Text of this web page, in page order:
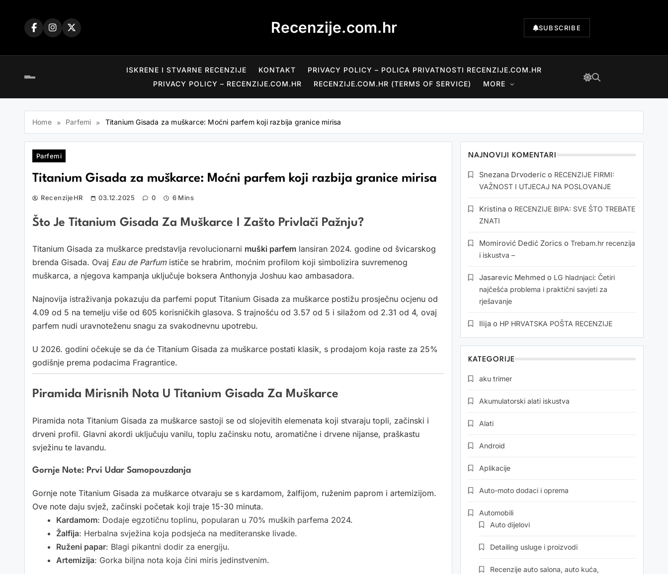
Recenzije.com.hr SUBSCRIBE
ISKRENE I STVARNE RECENZIJE KONTAKT
PRIVACY POLICY – POLICA PRIVATNOSTI RECENZIJE.COM.HR
PRIVACY POLICY – RECENZIJE.COM.HR
RECENZIJE.COM.HR (TERMS OF SERVICE) MORE
Home Parfemi Titanium Gisada za muškarce: Moćni parfem koji razbija granice mirisa
Parfemi
Titanium Gisada za muškarce: Moćni parfem koji razbija granice mirisa
RecenzijeHR 03.12.2025 0 6 Mins
Što Je Titanium Gisada Za Muškarce I Zašto Privlači Pažnju?
Titanium Gisada za muškarce predstavlja revolucionarni muški parfem lansiran 2024. godine od švicarskog
brenda Gisada. Ovaj Eau de Parfumističe se hrabrim, moćnim profilom koji simbolizira suvremenog
muškarca, a njegova kampanja uključuje boksera Anthonyja Joshuu kao ambasadora.
Najnovija istraživanja pokazuju da parfemi poput Titanium Gisada za muškarce postižu prosječnu ocjenu od
4.09 od 5 na temelju više od 605 korisničkih glasova. S trajnošću od 3.57 od 5 i silažom od 2.31 od 4, ovaj
parfem nudi uravnoteženu snagu za svakodnevnu upotrebu.
U 2026. godini očekuje se da će Titanium Gisada za muškarce postati klasik, s prodajom koja raste za 25%
godišnje prema podacima Fragrantice.
Piramida Mirisnih Nota U Titanium Gisada Za Muškarce
Piramida nota Titanium Gisada za muškarce sastoji se od slojevitih elemenata koji stvaraju topli, začinski i
drveni profil. Glavni akordi uključuju vanilu, toplu začinsku notu, aromatične i drvene nijanse, praškastu
svježinu te lavandu.
Gornje Note: Prvi Udar Samopouzdanja
Gornje note Titanium Gisada za muškarce otvaraju se s kardamom, žalfijom, ruženim paprom i artemizijom.
Ove note daju svjež, začinski početak koji traje 15-30 minuta.
Kardamom: Dodaje egzotičnu toplinu, popularan u 70% muških parfema 2024.
Žalfija: Herbalna svježina koja podsjeća na mediteranske livade.
Ruženi papar: Blagi pikantni dodir za energiju.
Artemizija: Gorka biljna nota koja čini miris jedinstvenim.
NAJNOVIJI KOMENTARI
Snezana Drvoderic o RECENZIJE FIRMI:
VAŽNOST I UTJECAJ NA POSLOVANJE
Kristina o RECENZIJE BIPA: SVE ŠTO TREBATE
ZNATI
Momirović Dedić Zorics o Trebam.hr recenzija
i iskustva –
Jasarevic Mehmed o LG hladnjaci: Četiri
najčešća problema i praktični savjeti za
rješavanje
Ilija o HP HRVATSKA POŠTA RECENZIJE
KATEGORIJE
aku trimer
Akumulatorski alati iskustva
Alati
Android
Aplikacije
Auto-moto dodaci i oprema
Automobili
Auto dijelovi
Detailing usluge i proizvodi
Recenzije auto salona, auto kuća,